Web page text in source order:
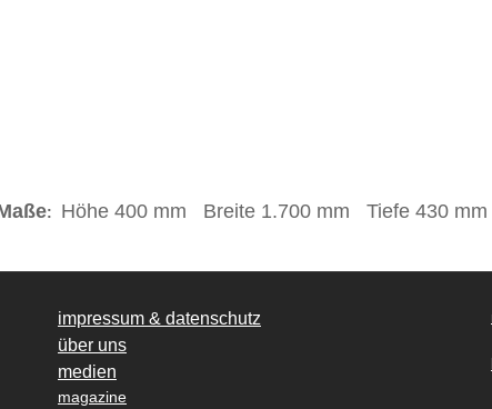
aße: Höhe 400 mm Breite1.700 mm Tiefe430 mm
impressum & datenschutz
über uns
medien
magazine